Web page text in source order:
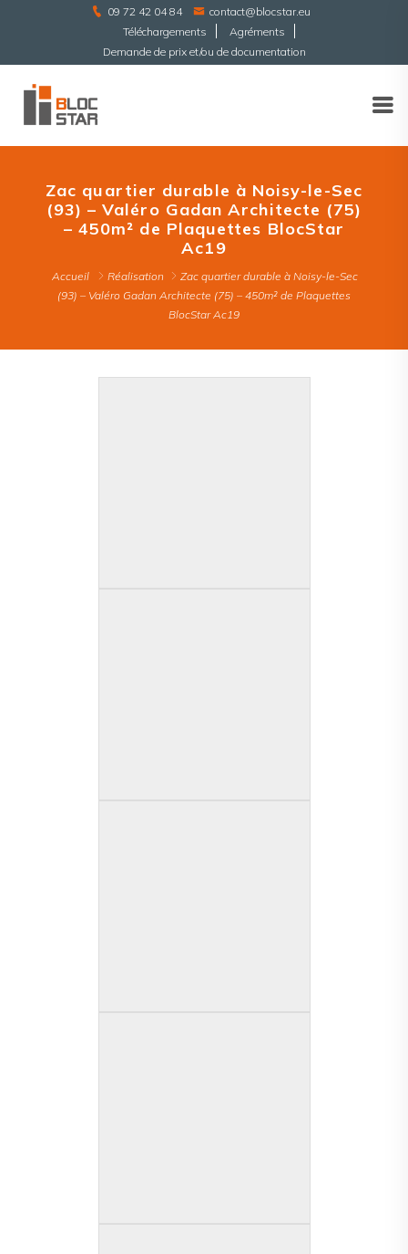
09 72 42 04 84
contact@blocstar.eu
Téléchargements
Agréments
Demande de prix et/ou de documentation
Zac quartier durable à Noisy-le-Sec
(93) – Valéro Gadan Architecte (75)
– 450m² de Plaquettes BlocStar
Ac19
Accueil Réalisation
Zac quartier durable à Noisy-le-Sec
(93) – Valéro Gadan Architecte (75) – 450m² de Plaquettes
BlocStar Ac19